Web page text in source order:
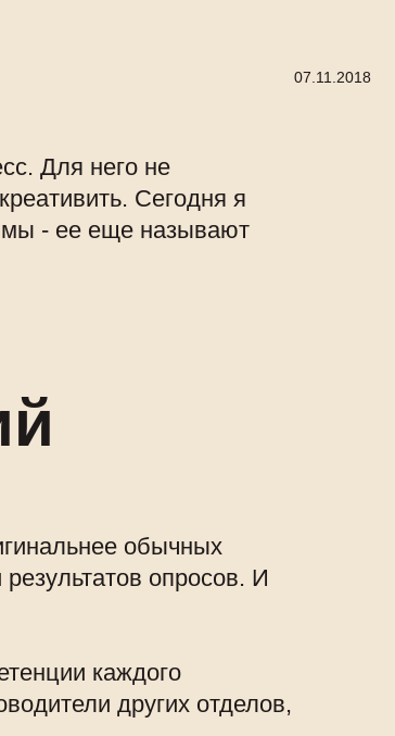
07.11.2018
Для него не
Сегодня я
- ее еще называют
обычных
опросов. И
каждого
других отделов,